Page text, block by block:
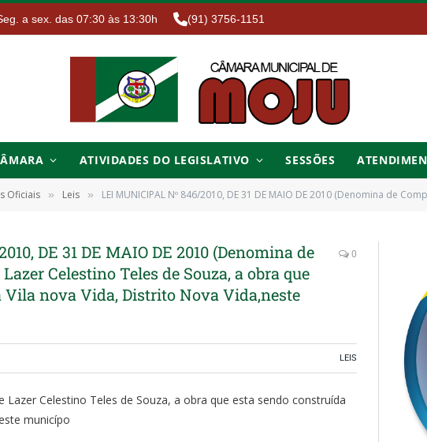
a sex. das 07:30 às 13:30h (91) 3756-1151
ATIVIDADES DO LEGISLATIVO SESSÕES
Oficiais » Leis » LEI MUNICIPAL Nº 846/2010, DE 31 DE MAIO DE 2010 (Denomina de Complexo Esportivo e de Lazer Celestino Teles de Souza, a
DE 31 DE MAIO DE 2010 (Denomina de
Celestino Teles de Souza, a obra que
nova Vida, Distrito Nova Vida,neste
0
LEIS
Celestino Teles de Souza, a obra que esta sendo construída
municípo